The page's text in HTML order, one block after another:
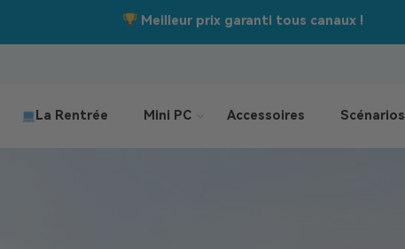
Offres de la rentrée :Jusqu’à –550 €
La Rentrée Mini PC Accessoires Scénarios